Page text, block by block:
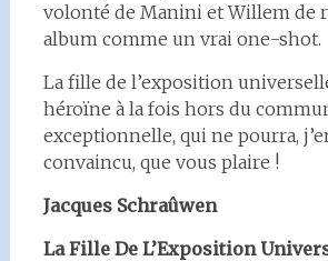
volonté de Manini et Willem de
album comme un vrai one-shot.
La fille de l’exposition
héroïne à la fois hors du
exceptionnelle, qui ne pourra,
convaincu, que vous plaire !
Jacques Schraûwen
La Fille De L’Exposition